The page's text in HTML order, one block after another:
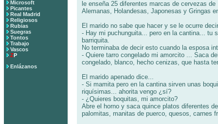
Microsoft
Picantes
Real Madrid
Religiosos
Rubias
Suegras
Tontos
Trabajo
Vascos
ZP
Enlázanos
le enseña 25 diferentes marcas de cervezas
Alemanas, Holandesas, Japonesas y Gringas
El marido no sabe que hacer y se le ocurre
- Hay mi puchunguita... pero en la cantina... tu
barriquita.
No terminaba de decir esto cuando la esposa
- Quiere tarro congelado mi amorcito ... Saca
congelado, blanco, hecho cenizas, que hasta
El marido apenado dice...
- Si mamita pero en la cantina sirven unas
riquísimas... ahorita vengo ¿sí?
- ¿Quieres boquitas, mi amorcito?
Abre el horno y saca quince platos diferentes
palomitas, manitas de puerco, quesos, carnes